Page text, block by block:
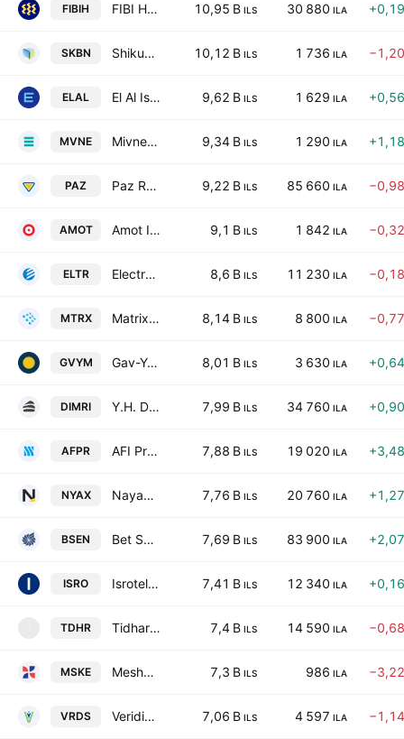
FIBIH FIBI Holdings Ltd. 10,95 B ILS 30 880 ILA
SKBN Shikun & Binui Ltd. 10,12 B ILS 1 736 ILA
ELAL El Al Israel Airlines Ltd 9,62 B ILS 1 629 ILA
MVNE Mivne Real Estate (K.D) Ltd. 9,34 B ILS 1 290 ILA
PAZ Paz Retail and Energy Ltd 9,22 B ILS 85 660 ILA
AMOT Amot Investments Ltd. 9,1 B ILS 1 842 ILA
ELTR Electra Ltd 8,6 B ILS 11 230 ILA
MTRX Matrix IT Ltd. 8,14 B ILS 8 800 ILA
GVYM Gav-Yam Lands Corp. Ltd 8,01 B ILS 3 630 ILA
DIMRI Y.H. Dimri Construction and Development Ltd 7,99 B ILS 34 760 ILA
AFPR AFI Properties Ltd 7,88 B ILS 19 020 ILA
NYAX Nayax Ltd. 7,76 B ILS 20 760 ILA
BSEN Bet Shemesh Engines Holdings (1997) Ltd. 7,69 B ILS 83 900 ILA
ISRO Isrotel Ltd. 7,41 B ILS 12 340 ILA
TDHR Tidhar Group Ltd 7,4 B ILS 14 590 ILA
MSKE Meshek Energy Renewable Energies Ltd. 7,3 B ILS 986 ILA
VRDS Veridis Environment Ltd. 7,06 B ILS 4 597 ILA